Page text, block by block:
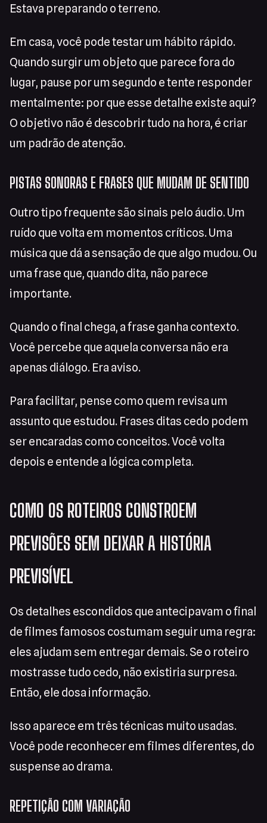
Estava preparando o terreno.
Em casa, você pode testar um hábito rápido.
Quando surgir um objeto que parece fora do
lugar, pause por um segundo e tente responder
mentalmente: por que esse detalhe existe aqui?
O objetivo não é descobrir tudo na hora, é criar
um padrão de atenção.
PISTAS SONORAS E FRASES QUE MUDAM DE SENTIDO
Outro tipo frequente são sinais pelo áudio. Um
ruído que volta em momentos críticos. Uma
música que dá a sensação de que algo mudou. Ou
uma frase que, quando dita, não parece
importante.
Quando o final chega, a frase ganha contexto.
Você percebe que aquela conversa não era
apenas diálogo. Era aviso.
Para facilitar, pense como quem revisa um
assunto que estudou. Frases ditas cedo podem
ser encaradas como conceitos. Você volta
depois e entende a lógica completa.
COMO OS ROTEIROS CONSTROEM
PREVISÕES SEM DEIXAR A HISTÓRIA
PREVISÍVEL
Os detalhes escondidos que antecipavam o final
de filmes famosos costumam seguir uma regra:
eles ajudam sem entregar demais. Se o roteiro
mostrasse tudo cedo, não existiria surpresa.
Então, ele dosa informação.
Isso aparece em três técnicas muito usadas.
Você pode reconhecer em filmes diferentes, do
suspense ao drama.
REPETIÇÃO COM VARIAÇÃO